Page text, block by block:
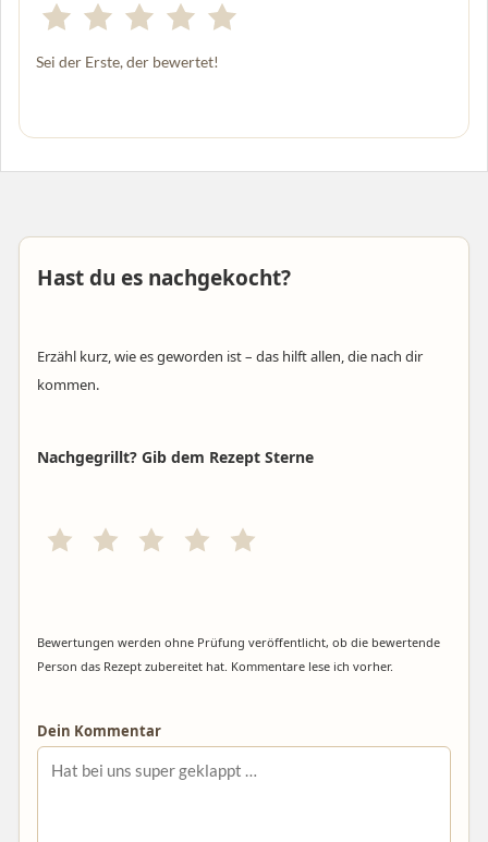
Sei der Erste, der bewertet!
Hast du es nachgekocht?
Erzähl kurz, wie es geworden ist – das hilft allen, die nach dir
kommen.
Nachgegrillt? Gib dem Rezept Sterne
Bewertungen werden ohne Prüfung veröffentlicht, ob die bewertende
Person das Rezept zubereitet hat. Kommentare lese ich vorher.
Dein Kommentar